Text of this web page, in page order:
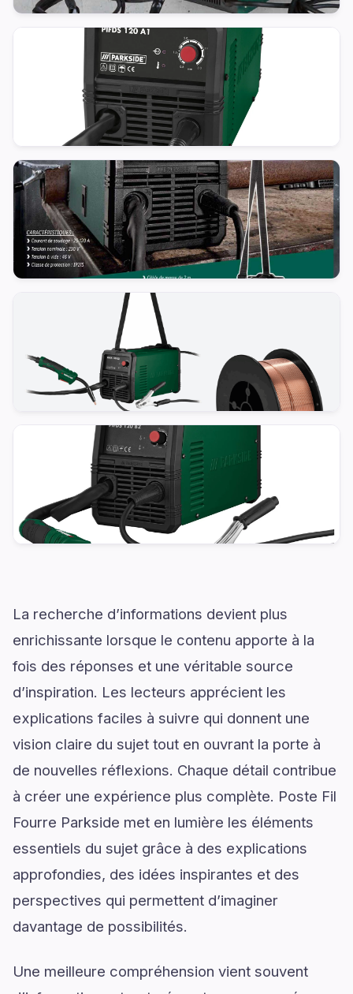
La recherche d’informations devient plus
enrichissante lorsque le contenu apporte à la
fois des réponses et une véritable source
d’inspiration. Les lecteurs apprécient les
explications faciles à suivre qui donnent une
vision claire du sujet tout en ouvrant la porte à
de nouvelles réflexions. Chaque détail contribue
à créer une expérience plus complète. Poste Fil
Fourre Parkside met en lumière les éléments
essentiels du sujet grâce à des explications
approfondies, des idées inspirantes et des
perspectives qui permettent d’imaginer
davantage de possibilités.
Une meilleure compréhension vient souvent